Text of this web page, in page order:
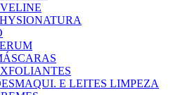
E LEITES LIMPEZA